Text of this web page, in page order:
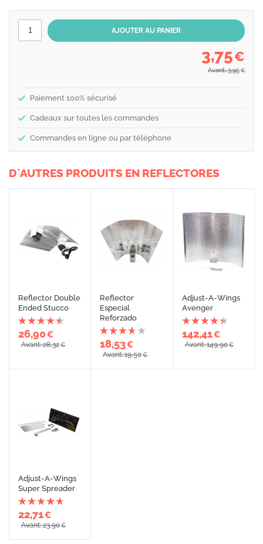
3,75€
Avant: 3,95 €
Paiement 100% sécurisé
Cadeaux sur toutes les commandes
Commandes en ligne ou par téléphone
D´AUTRES PRODUITS EN REFLECTORES
Reflector Double
Ended Stucco
26,90€
Avant: 28,32€
Reflector
Especial
Reforzado
18,53€
Avant: 19,50€
Adjust-A-Wings
Avenger
142,41€
Avant: 149,90€
Adjust-A-Wings
Super Spreader
22,71€
Avant: 23,90€